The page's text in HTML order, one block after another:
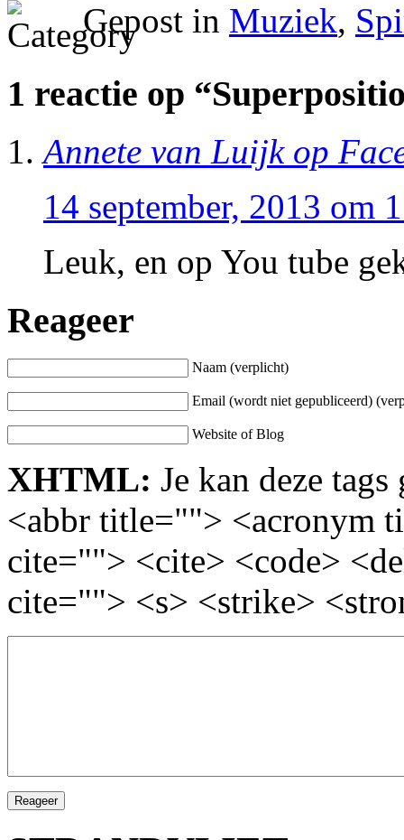
Gepost in Muziek,
1 reactie op
Annete van Luijk op
14 september, 2013 om
Leuk, en op You tube
Reageer
Naam (verplicht)
Email (wordt niet gepubliceerd)
Website of Blog
XHTML: Je kan deze
<abbr title=""> <acronym
cite=""> <cite> <code>
cite=""> <s> <strike>